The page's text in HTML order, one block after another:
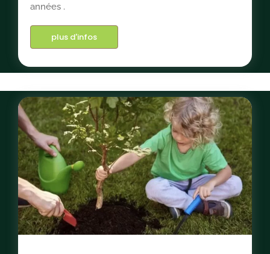
années .
plus d'infos